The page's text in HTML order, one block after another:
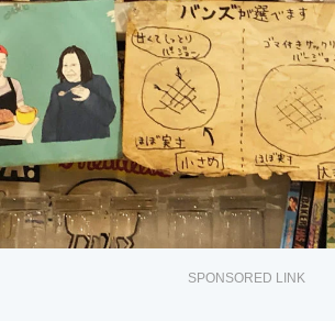
SPONSORED LINK